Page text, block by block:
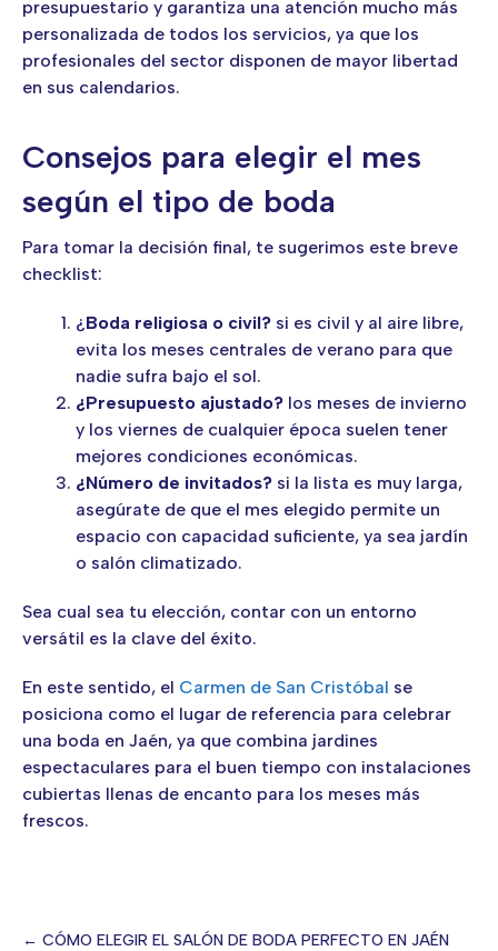
presupuestario y garantiza una atención mucho más
personalizada de todos los servicios, ya que los
profesionales del sector disponen de mayor libertad
en sus calendarios.
Consejos para elegir el mes
según el tipo de boda
Para tomar la decisión final, te sugerimos este breve
checklist:
¿Boda religiosa o civil? si es civil y al aire libre,
evita los meses centrales de verano para que
nadie sufra bajo el sol.
¿Presupuesto ajustado? los meses de invierno
y los viernes de cualquier época suelen tener
mejores condiciones económicas.
¿Número de invitados? si la lista es muy larga,
asegúrate de que el mes elegido permite un
espacio con capacidad suficiente, ya sea jardín
o salón climatizado.
Sea cual sea tu elección, contar con un entorno
versátil es la clave del éxito.
En este sentido, el Carmen de San Cristóbal se
posiciona como el lugar de referencia para celebrar
una boda en Jaén, ya que combina jardines
espectaculares para el buen tiempo con instalaciones
cubiertas llenas de encanto para los meses más
frescos.
← CÓMO ELEGIR EL SALÓN DE BODA PERFECTO EN JAÉN